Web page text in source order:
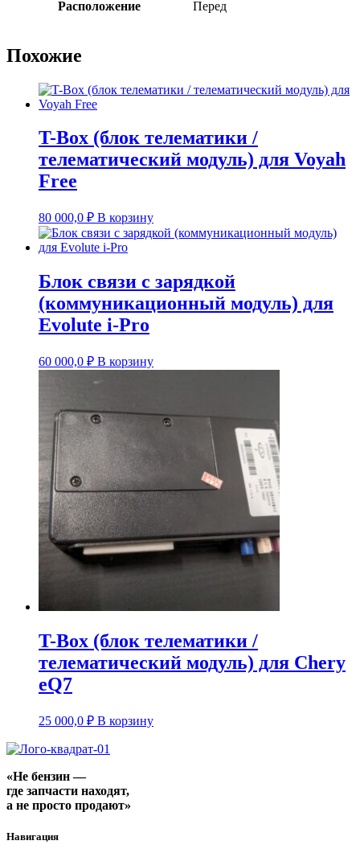
Расположение Перед
Похожие
T-Box (блок телематики /
телематический модуль) для Voyah
Free
80 000,0 ₽ В корзину
Блок связи с зарядкой
(коммуникационный модуль) для
Evolute i-Pro
60 000,0 ₽ В корзину
T-Box (блок телематики /
телематический модуль) для Chery
eQ7
25 000,0 ₽ В корзину
«Не бензин —
где запчасти находят,
а не просто продают»
Навигация